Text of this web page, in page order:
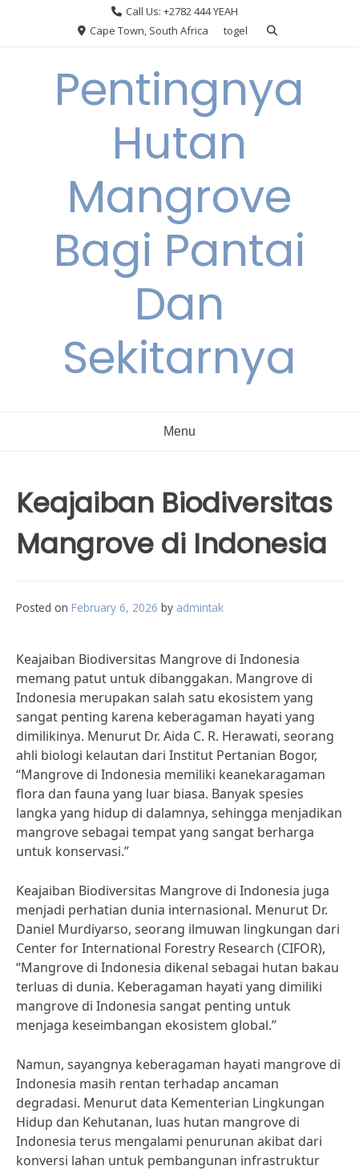
Call Us: +2782 444 YEAH
Cape Town, South Africa
togel
Pentingnya
Hutan
Mangrove
Bagi Pantai
Dan
Sekitarnya
Menu
Keajaiban Biodiversitas
Mangrove di Indonesia
Posted on February 6, 2026 by admintak
Keajaiban Biodiversitas Mangrove di Indonesia
memang patut untuk dibanggakan. Mangrove di
Indonesia merupakan salah satu ekosistem yang
sangat penting karena keberagaman hayati yang
dimilikinya. Menurut Dr. Aida C. R. Herawati, seorang
ahli biologi kelautan dari Institut Pertanian Bogor,
“Mangrove di Indonesia memiliki keanekaragaman
flora dan fauna yang luar biasa. Banyak spesies
langka yang hidup di dalamnya, sehingga menjadikan
mangrove sebagai tempat yang sangat berharga
untuk konservasi.”
Keajaiban Biodiversitas Mangrove di Indonesia juga
menjadi perhatian dunia internasional. Menurut Dr.
Daniel Murdiyarso, seorang ilmuwan lingkungan dari
Center for International Forestry Research (CIFOR),
“Mangrove di Indonesia dikenal sebagai hutan bakau
terluas di dunia. Keberagaman hayati yang dimiliki
mangrove di Indonesia sangat penting untuk
menjaga keseimbangan ekosistem global.”
Namun, sayangnya keberagaman hayati mangrove di
Indonesia masih rentan terhadap ancaman
degradasi. Menurut data Kementerian Lingkungan
Hidup dan Kehutanan, luas hutan mangrove di
Indonesia terus mengalami penurunan akibat dari
konversi lahan untuk pembangunan infrastruktur